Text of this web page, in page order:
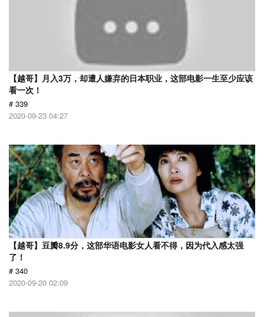
【越哥】月入3万，却遭人嫌弃的日本职业，这部电影一生至少应该
看一次！
# 339
2020-09-23 04:27
【越哥】豆瓣8.9分，这部华语电影女人看不得，因为代入感太强
了！
# 340
2020-09-20 02:09